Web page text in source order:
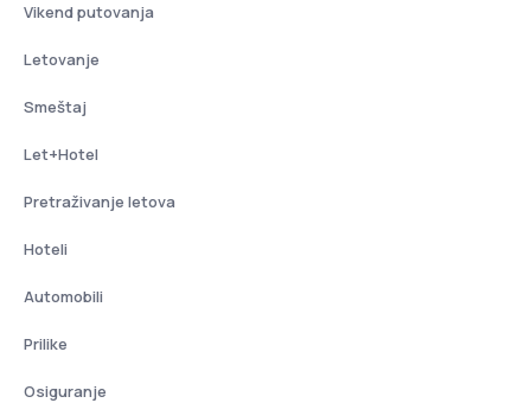
Vikend putovanja
Letovanje
Smeštaj
Let+Hotel
Pretraživanje letova
Hoteli
Automobili
Prilike
Osiguranje